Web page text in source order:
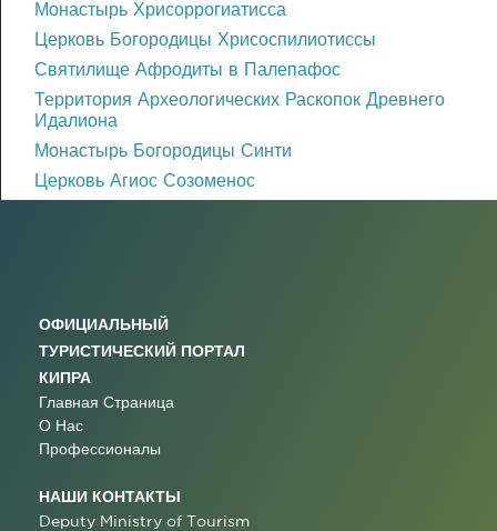
Монастырь Хрисоррогиатисса
Церковь Богородицы Хрисоспилиотиссы
Святилище Афродиты в Палепафос
Территория Археологических Раскопок Древнего
Идалиона
Монастырь Богородицы Синти
Церковь Агиос Созоменос
ОФИЦИАЛЬНЫЙ
ТУРИСТИЧЕСКИЙ ПОРТАЛ
КИПРА
Главная Страница
О Нас
Профессионалы
НАШИ КОНТАКТЫ
Deputy Ministry of Tourism